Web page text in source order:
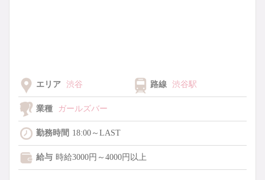
エリア 渋谷 路線 渋谷駅
業種 ガールズバー
勤務時間 18:00～LAST
給与 時給3000円～4000円以上